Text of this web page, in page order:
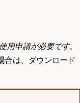
用申請が必要です。
合は、ダウンロード